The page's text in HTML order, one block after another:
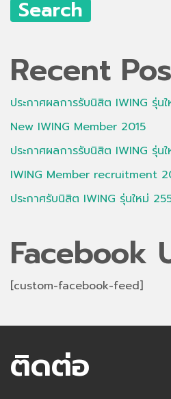
Recent
ประกาศผลการรับนิสิต IWING รุ่น
New IWING Member 2015
ประกาศผลการรับนิสิต IWING รุ่น
IWING Member recruitment
ประกาศรับนิสิต IWING รุ่นใหม่
Facebook
[custom-facebook-feed]
ติดต่อ